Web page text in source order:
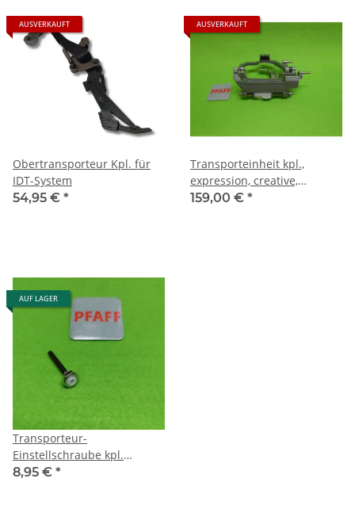
AUSVERKAUFT
Obertransporteur Kpl. für
IDT-System
54,95 € *
AUSVERKAUFT
Transporteinheit kpl.,
expression, creative,
performance
159,00 € *
AUF LAGER
Transporteur-
Einstellschraube kpl.
ambition 610, 620, 630, 635,
8,95 € *